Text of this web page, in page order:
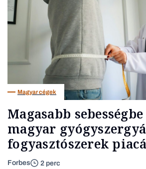
Magyar cégek
Magasabb
magyar
fogyasztószerek
Forbes 2 perc